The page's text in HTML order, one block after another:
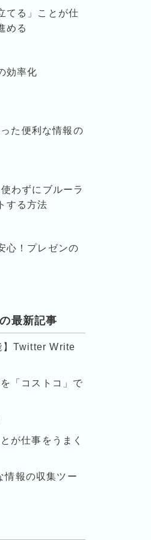
てる」ことが仕
める
効率化
た便利な情報の
わずにブルーラ
する方法
心！プレゼンの
最新記事
】Twitter Write
「コストコ」で
が仕事をうまく
情報の収集ツー